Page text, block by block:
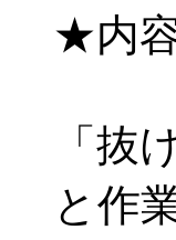
★内
「抜
と作